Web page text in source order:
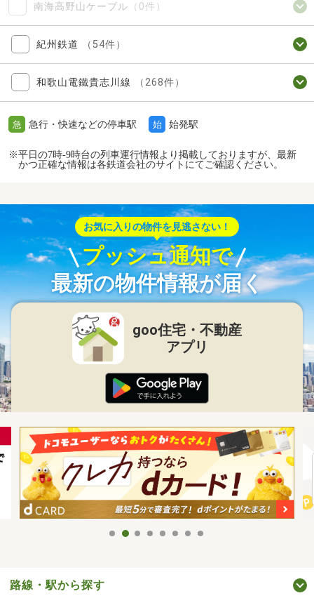
南海高野山ケーブル （0件）
紀州鉄道 （54件）
和歌山電鐵貴志川線 （268件）
急 急行・快速などの停車駅 始 始発駅
※平日の7時-9時台の列車運行情報より掲載しておりますが、最新
かつ正確な情報は各鉄道会社のサイトにてご確認ください。
お気に入りの物件を見逃さない！
プッシュ通知で
最新の物件情報が届く
goo住宅・不動産
アプリ
路線・駅から探す